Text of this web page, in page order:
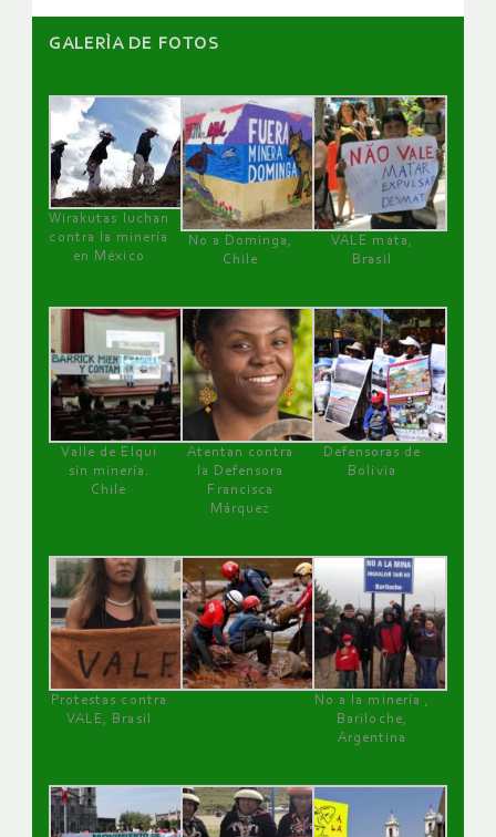
GALERÌA DE FOTOS
Wirakutas luchan
contra la minería
en México
No a Dominga,
Chile
VALE mata,
Brasil
Valle de Elqui
sin minería.
Chile
Atentan contra
la Defensora
Francisca
Márquez
Defensoras de
Bolivia
Protestas contra
VALE, Brasil
No a la minería ,
Bariloche,
Argentina